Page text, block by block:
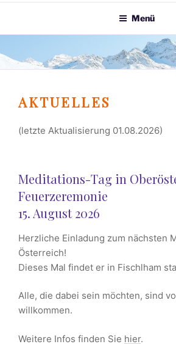
Menü
AKTUELLES
(letzte Aktualisierung 01.08.2026)
Meditations-Tag in
Feuerzeremonie
15. August 2026
Herzliche Einladung zum nächsten
Österreich!
Dieses Mal findet er in Fischlham
Alle, die dabei sein möchten, sind
willkommen.
Weitere Infos finden Sie hier.